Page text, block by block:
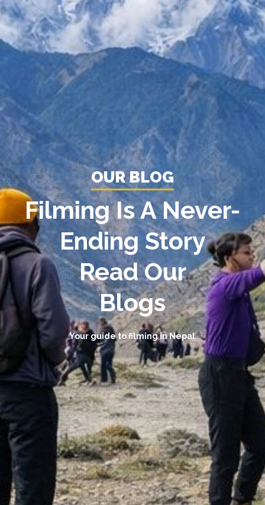
OUR BLOG
Filming Is A Never-
Ending Story
Read Our
Blogs
Your guide to filming in Nepal